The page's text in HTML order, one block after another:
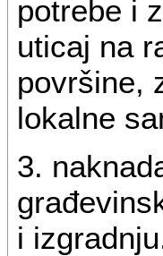
potrebe i
uticaj na
površine,
lokalne
3.
i